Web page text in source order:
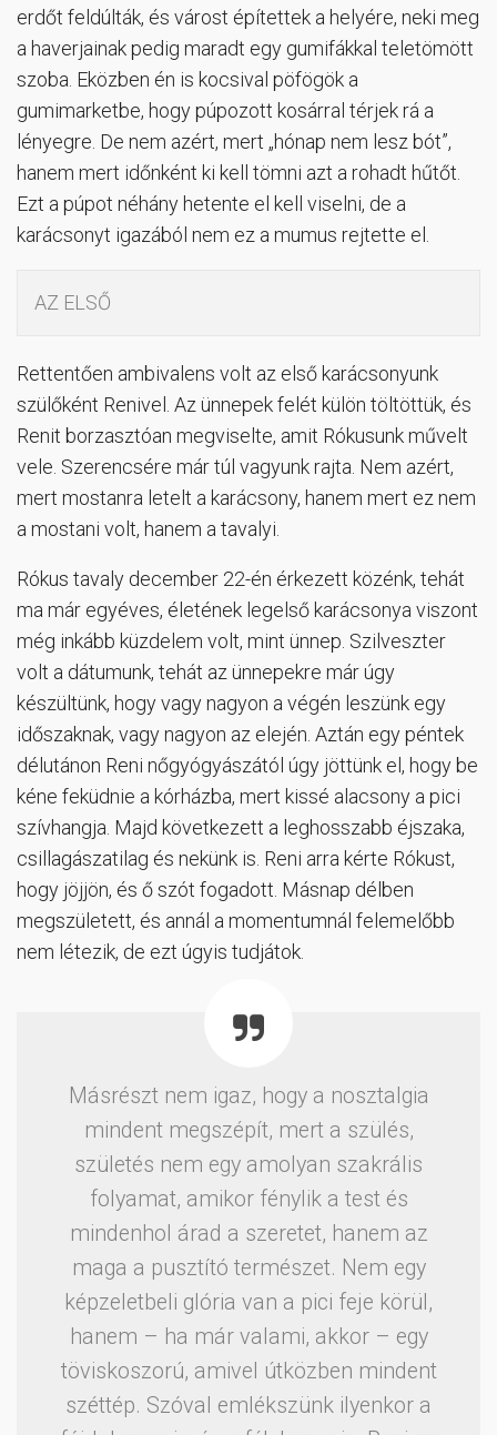
erdőt feldúlták, és várost építettek a helyére, neki meg
a haverjainak pedig maradt egy gumifákkal teletömött
szoba. Eközben én is kocsival pöfögök a
gumimarketbe, hogy púpozott kosárral térjek rá a
lényegre. De nem azért, mert „hónap nem lesz bót”,
hanem mert időnként ki kell tömni azt a rohadt hűtőt.
Ezt a púpot néhány hetente el kell viselni, de a
karácsonyt igazából nem ez a mumus rejtette el.
AZ ELSŐ
Rettentően ambivalens volt az első karácsonyunk
szülőként Renivel. Az ünnepek felét külön töltöttük, és
Renit borzasztóan megviselte, amit Rókusunk művelt
vele. Szerencsére már túl vagyunk rajta. Nem azért,
mert mostanra letelt a karácsony, hanem mert ez nem
a mostani volt, hanem a tavalyi.
Rókus tavaly december 22-én érkezett közénk, tehát
ma már egyéves, életének legelső karácsonya viszont
még inkább küzdelem volt, mint ünnep. Szilveszter
volt a dátumunk, tehát az ünnepekre már úgy
készültünk, hogy vagy nagyon a végén leszünk egy
időszaknak, vagy nagyon az elején. Aztán egy péntek
délutánon Reni nőgyógyászától úgy jöttünk el, hogy be
kéne feküdnie a kórházba, mert kissé alacsony a pici
szívhangja. Majd következett a leghosszabb éjszaka,
csillagászatilag és nekünk is. Reni arra kérte Rókust,
hogy jöjjön, és ő szót fogadott. Másnap délben
megszületett, és annál a momentumnál felemelőbb
nem létezik, de ezt úgyis tudjátok.
Másrészt nem igaz, hogy a nosztalgia
mindent megszépít, mert a szülés,
születés nem egy amolyan szakrális
folyamat, amikor fénylik a test és
mindenhol árad a szeretet, hanem az
maga a pusztító természet. Nem egy
képzeletbeli glória van a pici feje körül,
hanem – ha már valami, akkor – egy
töviskoszorú, amivel útközben mindent
széttép. Szóval emlékszünk ilyenkor a